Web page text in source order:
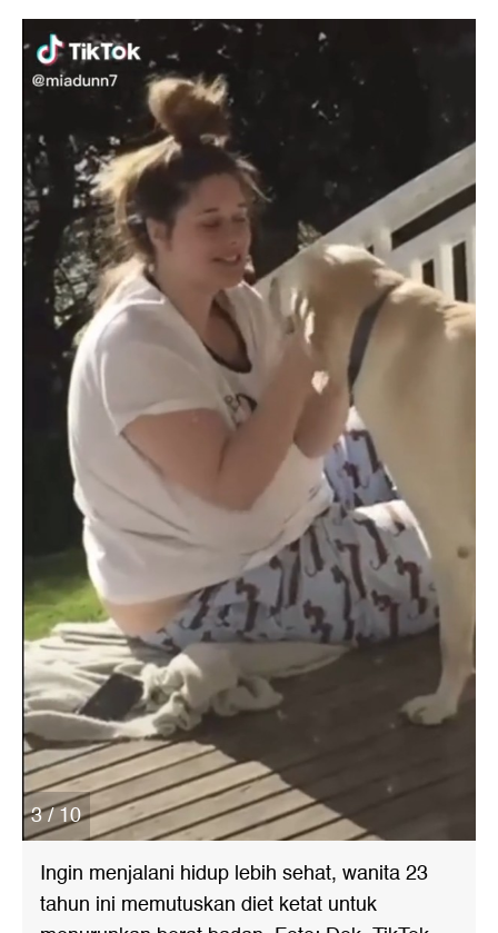
3 / 10
Ingin menjalani hidup lebih sehat, wanita 23
tahun ini memutuskan diet ketat untuk